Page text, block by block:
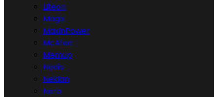
Liteon
Magix
MaxInPower
McAfee
Memup
Nedis
Neklan
Nero